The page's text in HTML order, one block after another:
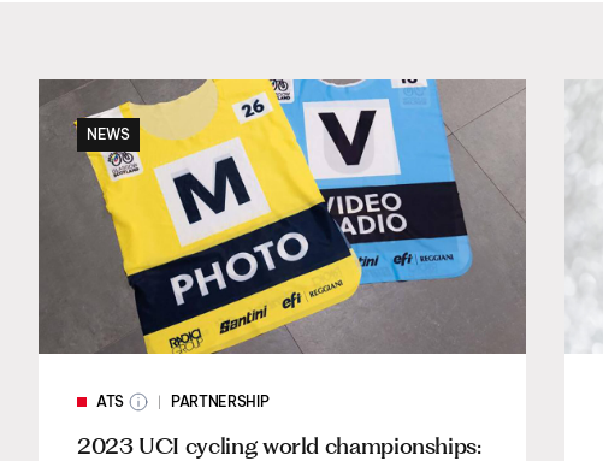
NEWS
ATS PARTNERSHIP
2023 UCI cycling world championships: